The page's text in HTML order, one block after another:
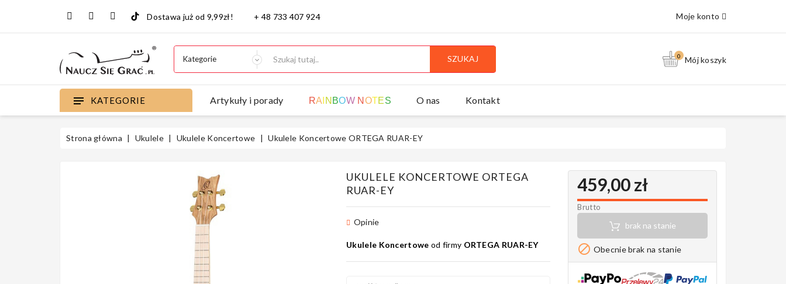
Dostawa już od 9,99zł! + 48 733 407 924 Moje konto
SZUKAJ 0 Mój koszyk
KATEGORIE Artykuły i porady RA N BOW N OTES O nas Kontakt
Strona główna Ukulele Ukulele Koncertowe Ukulele Koncertowe ORTEGA RUAR-EY
UKULELE KONCERTOWE ORTEGA
RUAR-EY
Opinie
Ukulele Koncertowe od firmy ORTEGA RUAR-EY
459,00 zł
Brutto
brak na stanie
 Obecnie brak na stanie